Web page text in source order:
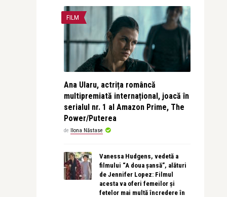
FILM
Ana Ularu, actrița româncă
multipremiată internațional, joacă în
serialul nr. 1 al Amazon Prime, The
Power/Puterea
de Ilona Năstase
Vanessa Hudgens, vedetă a
filmului “A doua șansă”, alături
de Jennifer Lopez: Filmul
acesta va oferi femeilor și
fetelor mai multă încredere în